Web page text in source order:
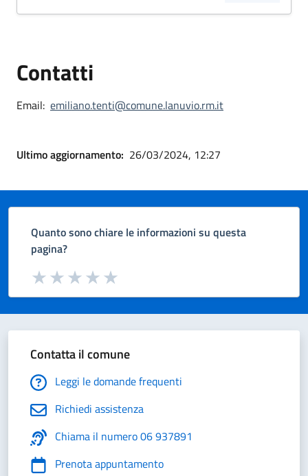
Contatti
Email: emiliano.tenti@comune.lanuvio.rm.it
Ultimo aggiornamento: 26/03/2024, 12:27
Quanto sono chiare le informazioni su questa
pagina?
Valuta da 1 a 5 stelle la pagina
Valuta 5 stelle su 5
Valuta 4 stelle su 5
Valuta 3 stelle su 5
Valuta 2 stelle su 5
Valuta 1 stelle su 5
Contatta il comune
Leggi le domande frequenti
Richiedi assistenza
Chiama il numero 06 937891
Prenota appuntamento